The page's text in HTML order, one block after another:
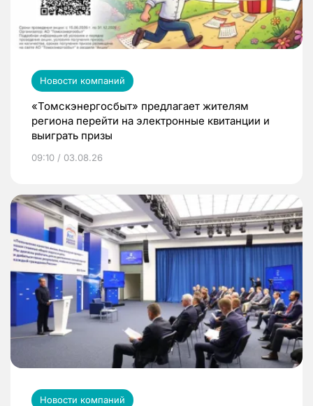
Новости компаний
«Томскэнергосбыт» предлагает жителям
региона перейти на электронные квитанции и
выиграть призы
09:10 / 03.08.26
Новости компаний